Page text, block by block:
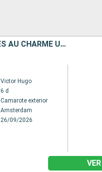
PETITS BIJOUX DES PAYS-BAS ; DÉCOUVREZ DES TRÉSORS CACHÉS AU CHARME UNIQUE
Victor Hugo
6 d
Camarote exterior
Amsterdam
26/09/2026